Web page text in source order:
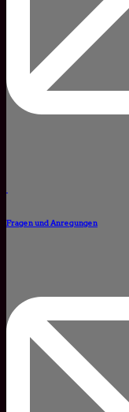
Fragen und Anregungen